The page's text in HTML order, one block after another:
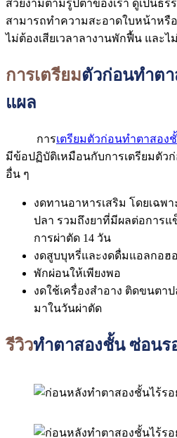
สวยงามตามรูปตาของเรา ดูเป็นธร
สามารถทำความสะอาดใบหน้าหรื
ไม่ต้องเสียเวลาลางานพักฟื้น และไ
การเตรียมตัวก่อนทำต
แผล
การเตรียมตัวก่อนทำตาสอง
มีข้อปฏิบัติเหมือนกับการเตรียมตัว
อื่น ๆ
งดทานอาหารเสริม โดยเฉพ
ปลา รวมถึงยาที่มีผลต่อการแ
การผ่าตัด 14 วัน
งดสูบบุหรี่และงดดื่มแอลกอฮ
พักผ่อนให้เพียงพอ
งดใช้เครื่องสำอาง ติดขนต
มาในวันผ่าตัด
รีวิวทำตาสองชั้น ซ่อนร